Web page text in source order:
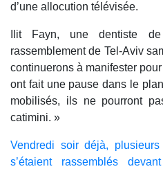
d’une allocution télévisée.
Ilit Fayn, une dentiste
rassemblement de Tel-Aviv
continuerons à manifester
ont fait une pause dans le
mobilisés, ils ne pourront
catimini. »
Vendredi soir déjà,
s’étaient rassemblés